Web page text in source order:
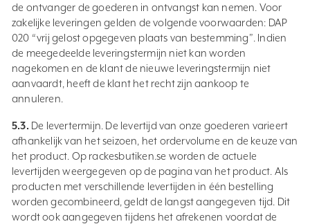
de ontvanger de goederen in ontvangst kan nemen. Voor
zakelijke leveringen gelden de volgende voorwaarden: DAP
020 “vrij gelost opgegeven plaats van bestemming”. Indien
de meegedeelde leveringstermijn niet kan worden
nagekomen en de klant de nieuwe leveringstermijn niet
aanvaardt, heeft de klant het recht zijn aankoop te
annuleren.
5.3. De levertermijn. De levertijd van onze goederen varieert
afhankelijk van het seizoen, het ordervolume en de keuze van
het product. Op rackesbutiken.se worden de actuele
levertijden weergegeven op de pagina van het product. Als
producten met verschillende levertijden in één bestelling
worden gecombineerd, geldt de langst aangegeven tijd. Dit
wordt ook aangegeven tijdens het afrekenen voordat de